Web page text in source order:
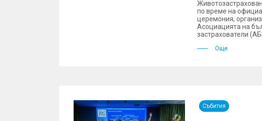
по време на
церемония,
Асоциацията на
застрахователи
Още
Събития